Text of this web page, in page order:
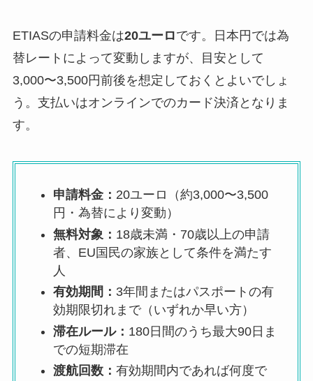
ETIASの申請料金は20ユーロです。日本円では為
替レートによって変動しますが、目安として
3,000〜3,500円前後を想定しておくとよいでしょ
う。支払いはオンラインでのカード決済となりま
す。
申請料金： 20ユーロ（約3,000〜3,500
円・為替により変動）
無料対象： 18歳未満・70歳以上の申請
者、EU国民の家族として条件を満たす
人
有効期間： 3年間またはパスポートの有
効期限切れまで（いずれか早い方）
滞在ルール： 180日間のうち最大90日ま
での短期滞在
渡航回数： 有効期間内であれば何度で